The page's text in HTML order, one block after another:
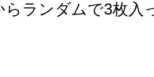
ランダムで3枚入